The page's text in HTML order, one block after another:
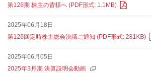
第126期 株主の皆様へ (PDF形式: 1.1MB)
2025年06月18日
第126回定時株主総会決議ご通知 (PDF形式: 281KB)
2025年06月05日
2025年3月期 決算説明会動画